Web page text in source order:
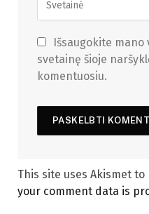
Išsaugokite
svetainę šioje
komentuosiu.
This site uses Akismet to
your comment data is